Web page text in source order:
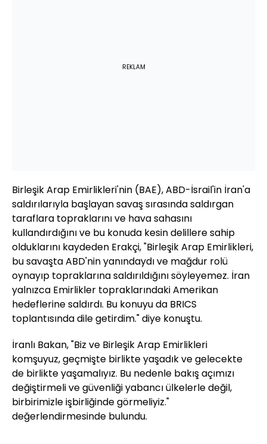
REKLAM
Birleşik Arap Emirlikleri'nin (BAE), ABD-İsrail'in İran'a
saldırılarıyla başlayan savaş sırasında saldırgan
taraflara topraklarını ve hava sahasını
kullandırdığını ve bu konuda kesin delillere sahip
olduklarını kaydeden Erakçi, "Birleşik Arap Emirlikleri,
bu savaşta ABD'nin yanındaydı ve mağdur rolü
oynayıp topraklarına saldırıldığını söyleyemez. İran
yalnızca Emirlikler topraklarındaki Amerikan
hedeflerine saldırdı. Bu konuyu da BRICS
toplantısında dile getirdim." diye konuştu.
İranlı Bakan, "Biz ve Birleşik Arap Emirlikleri
komşuyuz, geçmişte birlikte yaşadık ve gelecekte
de birlikte yaşamalıyız. Bu nedenle bakış açımızı
değiştirmeli ve güvenliği yabancı ülkelerle değil,
birbirimizle işbirliğinde görmeliyiz."
değerlendirmesinde bulundu.